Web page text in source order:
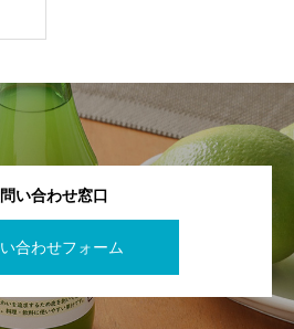
い合わせ窓口
合わせフォーム